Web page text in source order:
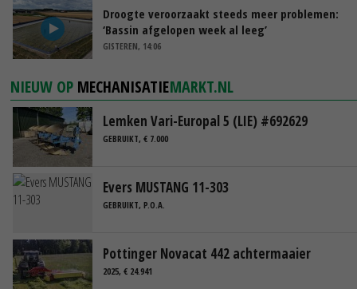
Droogte veroorzaakt steeds meer problemen:
‘Bassin afgelopen week al leeg’
GISTEREN, 14:06
NIEUW OP MECHANISATIEMARKT.NL
Lemken Vari-Europal 5 (LIE) #692629
GEBRUIKT, € 7.000
Evers MUSTANG 11-303
GEBRUIKT, P.O.A.
Pottinger Novacat 442 achtermaaier
2025, € 24.941